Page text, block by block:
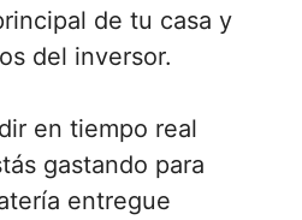
de tu casa y
del inversor.
en tiempo real
gastando para
entregue